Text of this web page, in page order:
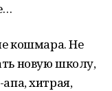
кошмара. Не
новую школу,
хитрая,